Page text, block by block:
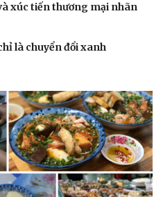
xúc tiến thương mại nhãn
là chuyển đổi xanh